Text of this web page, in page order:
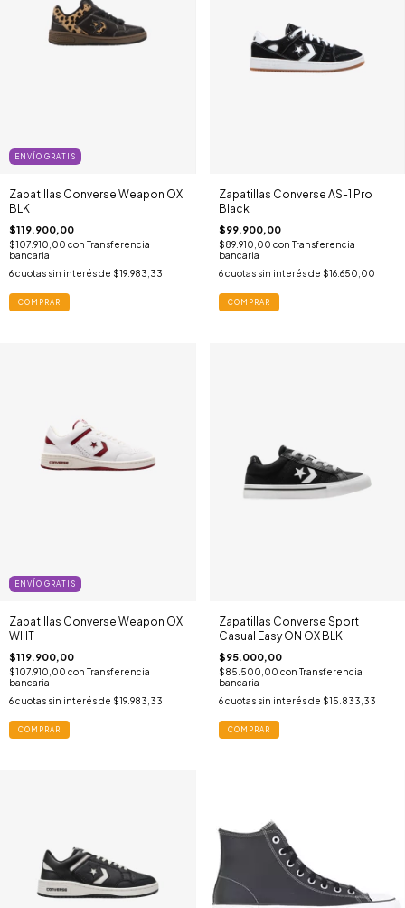
ENVÍO GRATIS
Zapatillas Converse Weapon OX
BLK
$119.900,00
$107.910,00 con Transferencia
bancaria
6cuotas sin interés de $19.983,33
COMPRAR
Zapatillas Converse AS-1 Pro
Black
$99.900,00
$89.910,00 con Transferencia
bancaria
6 cuotas sin interés de $16.650,00
COMPRAR
ENVÍO GRATIS
Zapatillas Converse Weapon OX
WHT
$119.900,00
$107.910,00 con Transferencia
bancaria
6cuotas sin interés de $19.983,33
COMPRAR
Zapatillas Converse Sport
Casual Easy ON OX BLK
$95.000,00
$85.500,00 con Transferencia
bancaria
6 cuotas sin interés de $15.833,33
COMPRAR